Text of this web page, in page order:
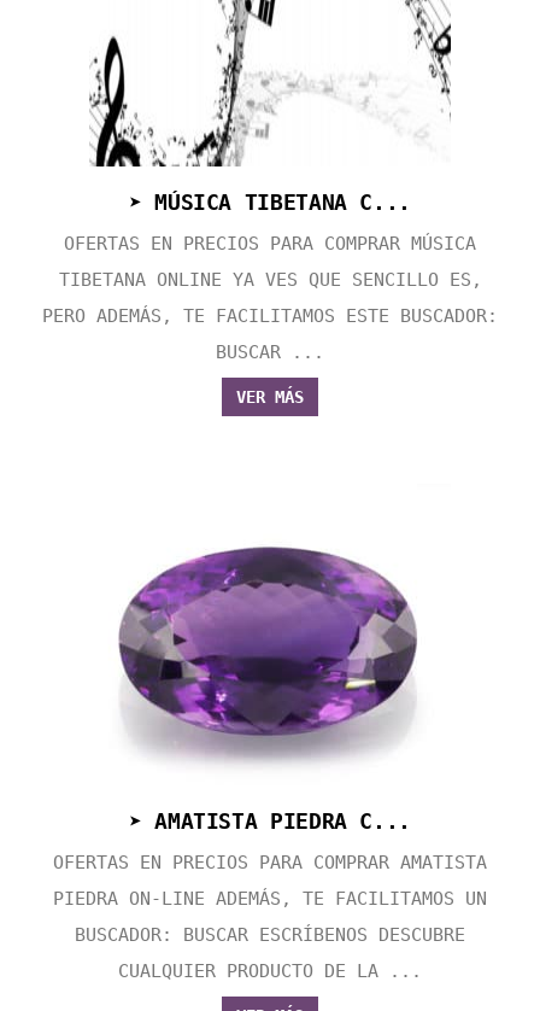
➤ MÚSICA TIBETANA C...
OFERTAS EN PRECIOS PARA COMPRAR MÚSICA
TIBETANA ONLINE YA VES QUE SENCILLO ES,
PERO ADEMÁS, TE FACILITAMOS ESTE BUSCADOR:
BUSCAR ...
VER MÁS
➤ AMATISTA PIEDRA C...
OFERTAS EN PRECIOS PARA COMPRAR AMATISTA
PIEDRA ON-LINE ADEMÁS, TE FACILITAMOS UN
BUSCADOR: BUSCAR ESCRÍBENOS DESCUBRE
CUALQUIER PRODUCTO DE LA ...